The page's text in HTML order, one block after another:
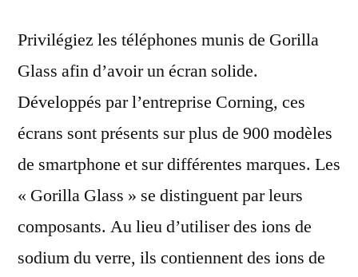
Privilégiez les téléphones munis de Gorilla
Glass afin d’avoir un écran solide.
Développés par l’entreprise Corning, ces
écrans sont présents sur plus de 900 modèles
de smartphone et sur différentes marques. Les
« Gorilla Glass » se distinguent par leurs
composants. Au lieu d’utiliser des ions de
sodium du verre, ils contiennent des ions de